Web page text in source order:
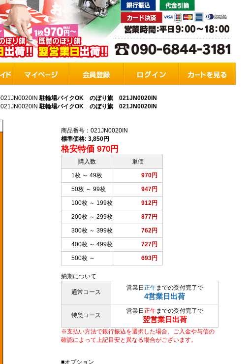
021JN0020IN駐輪場バイクOK のぼり旗 021JN0020IN
021JN0020IN駐輪場バイクOK のぼり旗 021JN0020IN
商品番号：021JN0020IN
標準価格: 3,850円
格安特価 970円
購入数
単価
1枚 ～ 49枚
970円
50枚 ～ 99枚
947円
100枚 ～ 199枚
912円
200枚 ～ 299枚
877円
300枚 ～ 399枚
762円
400枚 ～ 499枚
727円
500枚 ～
693円
納期について
通常コース
営業日 正午までの受付完了で
4営業日出荷
特急コース
営業日 正午までの受付完了で
翌営業日出荷
※支払い方法で銀行振込を選択した場合、ご入金や与信の
確認によって上記目安と異なる場合がございます。
■オプション